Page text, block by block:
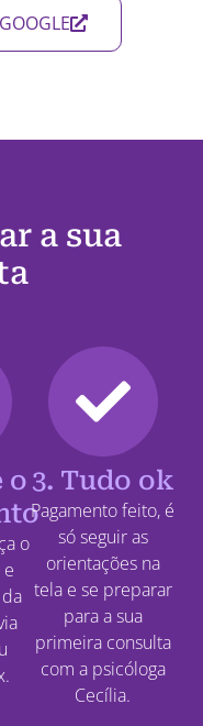
a sua
o
o
3. Tudo ok
Pagamento feito, é
só seguir as
orientações na
tela e se preparar
para a sua
primeira consulta
com a psicóloga
Cecília.